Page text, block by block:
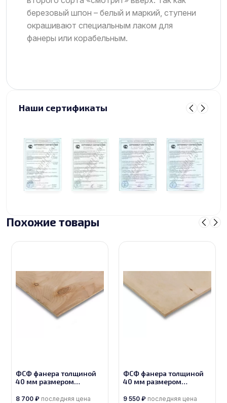
березовый шпон – белый и маркий, ступени
окрашивают специальным лаком для
фанеры или корабельным.
Наши сертификаты
Похожие товары
ФСФ фанера толщиной
40 мм размером
8 700 ₽ последняя цена
ФСФ фанера толщиной
40 мм размером
9 550 ₽ последняя цена